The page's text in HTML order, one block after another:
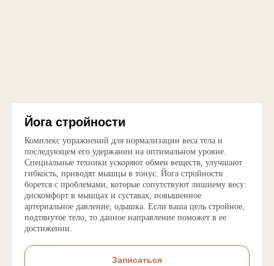
Йога стройности
Комплекс упражнений для нормализации веса тела и
последующем его удержании на оптимальном уровне.
Специальные техники ускоряют обмен веществ, улучшают
гибкость, приводят мышцы в тонус. Йога стройности
борется с проблемами, которые сопутствуют лишнему весу:
дискомфорт в мышцах и суставах, повышенное
артериальное давление, одышка. Если ваша цель стройное,
подтянутое тело, то данное направление поможет в ее
достижении.
Записаться